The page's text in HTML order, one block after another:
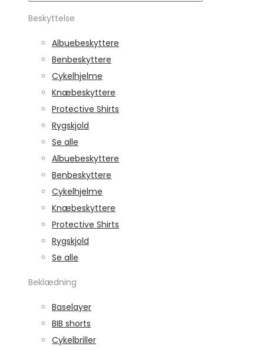
Beskyttelse
Albuebeskyttere
Benbeskyttere
Cykelhjelme
Knæbeskyttere
Protective Shirts
Rygskjold
Se alle
Albuebeskyttere
Benbeskyttere
Cykelhjelme
Knæbeskyttere
Protective Shirts
Rygskjold
Se alle
Beklædning
Baselayer
BIB shorts
Cykelbriller